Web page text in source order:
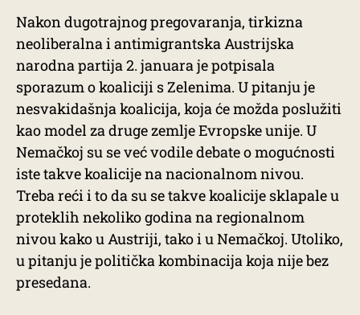
Nakon dugotrajnog pregovaranja, tirkizna
neoliberalna i antimigrantska Austrijska
narodna partija 2. januara je potpisala
sporazum o koaliciji s Zelenima. U pitanju je
nesvakidašnja koalicija, koja će možda poslužiti
kao model za druge zemlje Evropske unije. U
Nemačkoj su se već vodile debate o mogućnosti
iste takve koalicije na nacionalnom nivou.
Treba reći i to da su se takve koalicije sklapale u
proteklih nekoliko godina na regionalnom
nivou kako u Austriji, tako i u Nemačkoj. Utoliko,
u pitanju je politička kombinacija koja nije bez
presedana.